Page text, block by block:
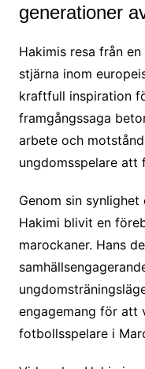
generationer
Hakimis resa från
stjärna inom
kraftfull inspiration
framgångssaga
arbete och
ungdomsspelare att
Genom sin
Hakimi blivit en
marockaner. Hans
engagemang för att
fotbollsspelare i